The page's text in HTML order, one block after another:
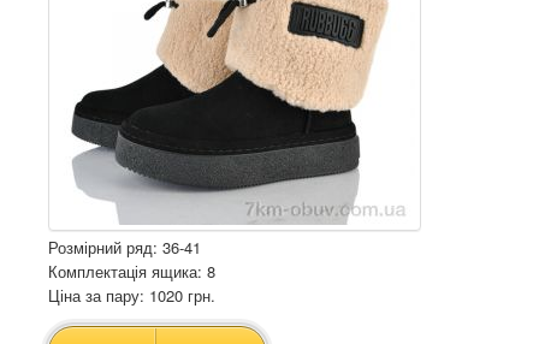
Розмірний ряд: 36-41
Комплектація ящика: 8
Ціна за пару: 1020 грн.